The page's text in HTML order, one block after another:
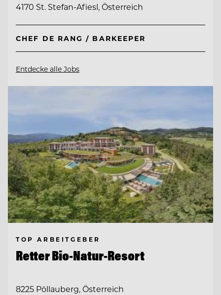
4170 St. Stefan-Afiesl, Österreich
CHEF DE RANG / BARKEEPER
Entdecke alle Jobs
TOP ARBEITGEBER
Retter Bio-Natur-Resort
8225 Pöllauberg, Österreich